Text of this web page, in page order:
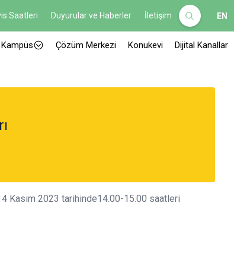
Saatleri Duyurular ve Haberler İletişim EN
Çözüm Merkezi Konukevi Dijital Kanallar
Kasım 2023 tarihinde14.00-15.00 saatleri